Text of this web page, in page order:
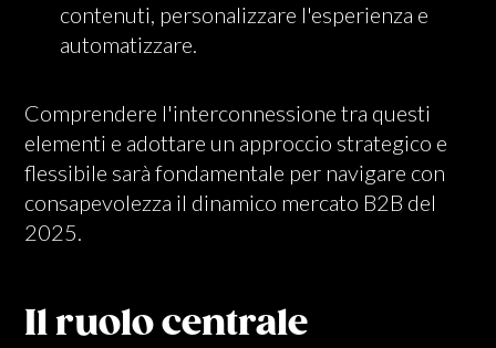
contenuti, personalizzare l'esperienza e
automatizzare.
Comprendere l'interconnessione tra questi
elementi e adottare un approccio strategico e
flessibile sarà fondamentale per navigare con
consapevolezza il dinamico mercato B2B del
2025.
Il ruolo centrale